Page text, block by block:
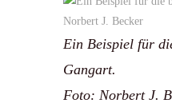
Ein Beispiel für
Gangart.
Foto: Norbert J.